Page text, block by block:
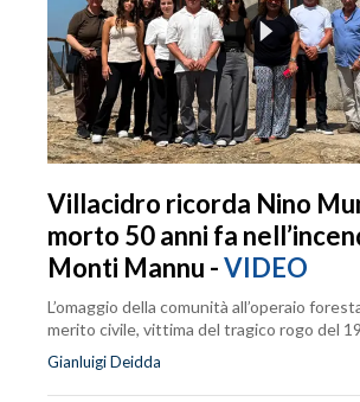
Villacidro ricorda Nino
morto 50 anni fa
Monti Mannu -VIDEO
L’omaggio della comunità all’operaio
merito civile, vittima del tragico rogo del
Gianluigi Deidda